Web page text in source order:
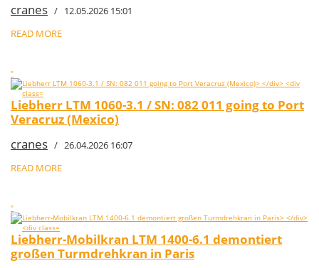
cranes / 12.05.2026 15:01
READ MORE
"
Liebherr LTM 1060-3.1 / SN: 082 011 going to Port
Veracruz (Mexico)
cranes / 26.04.2026 16:07
READ MORE
"
Liebherr-Mobilkran LTM 1400-6.1 demontiert
großen Turmdrehkran in Paris